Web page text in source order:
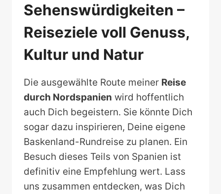
Sehenswürdigkeiten –
Reiseziele voll Genuss,
Kultur und Natur
Die ausgewählte Route meiner Reise
durch Nordspanien wird hoffentlich
auch Dich begeistern. Sie könnte Dich
sogar dazu inspirieren, Deine eigene
Baskenland-Rundreise zu planen. Ein
Besuch dieses Teils von Spanien ist
definitiv eine Empfehlung wert. Lass
uns zusammen entdecken, was Dich